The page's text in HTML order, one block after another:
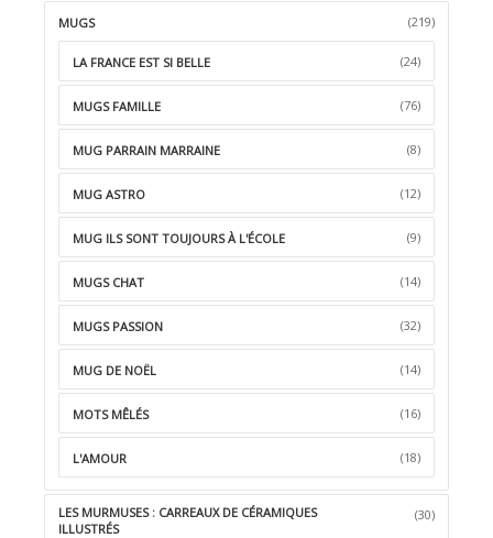
MUGS (219)
LA FRANCE EST SI BELLE (24)
MUGS FAMILLE (76)
MUG PARRAIN MARRAINE (8)
MUG ASTRO (12)
MUG ILS SONT TOUJOURS À L'ÉCOLE (9)
MUGS CHAT (14)
MUGS PASSION (32)
MUG DE NOËL (14)
MOTS MÊLÉS (16)
L'AMOUR (18)
LES MURMUSES : CARREAUX DE CÉRAMIQUES
ILLUSTRÉS
(30)